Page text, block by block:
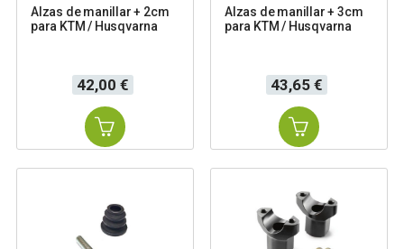
Alzas de manillar + 2cm
para KTM / Husqvarna
Precio
42,00 €
Alzas de manillar + 3cm
para KTM / Husqvarna
Precio
43,65 €